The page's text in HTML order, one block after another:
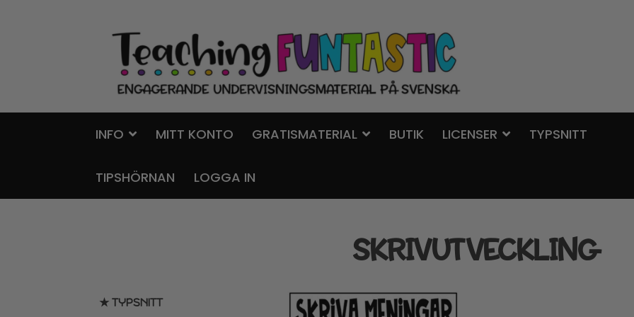
Hoppa
navigering
Gå
innehåll
INFO MITT KONTO GRATISMATERIAL BUTIK LICENSER TYPSNITT
TIPSHÖRNAN LOGGA IN
SKRIVUTVECKLING
★ TYPSNITT